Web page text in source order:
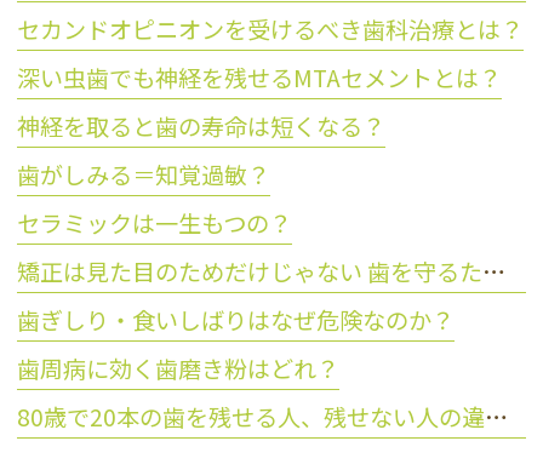
セカンドオピニオンを受けるべき歯科治療とは？
深い虫歯でも神経を残せるMTAセメントとは？
神経を取ると歯の寿命は短くなる？
歯がしみる＝知覚過敏？
セラミックは一生もつの？
矯正は見た目のためだけじゃない 歯を守るために大切な理由とは？
歯ぎしり・食いしばりはなぜ危険なのか？
歯周病に効く歯磨き粉はどれ？
80歳で20本の歯を残せる人、残せない人の違いとは？